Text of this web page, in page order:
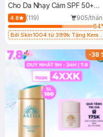
Cho Da Nhạy Cảm SPF 50+
50ml
4.8 (119)
905/
64
Bill Skin1004 từ 399k Tặng Kem
SPF 50+ 20ml (SL Có Hạn)
-38